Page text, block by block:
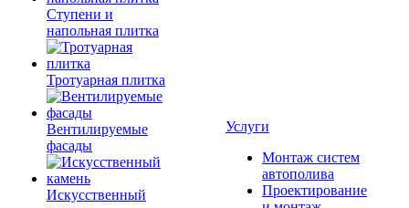
Ступени и
напольная плитка
Тротуарная плитка
Вентилируемые
фасады
Искусственный
Услуги
Монтаж систем
автополива
Проектирование